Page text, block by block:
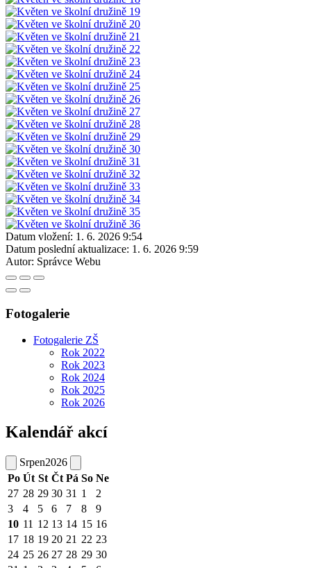
Datum vložení: 1. 6. 2026 9:54
Datum poslední aktualizace: 1. 6. 2026 9:59
Autor: Správce Webu
Fotogalerie
Fotogalerie ZŠ
Rok 2022
Rok 2023
Rok 2024
Rok 2025
Rok 2026
Kalendář akcí
Srpen2026
Po Út St Čt Pá So Ne
27 28 29 30 31 1
2
3
4 5 6 7 8
9
10 11 12 13 14 15 16
17 18 19 20 21 22 23
24 25 26 27 28 29 30